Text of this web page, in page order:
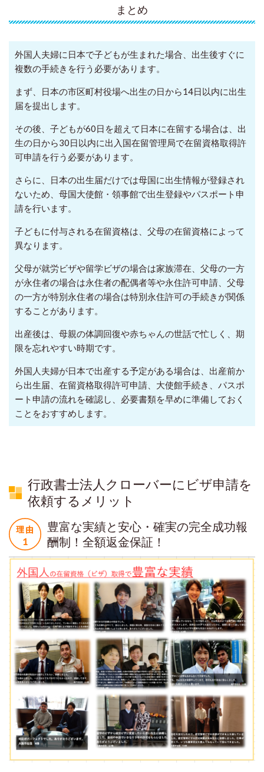
まとめ
外国人夫婦に日本で子どもが生まれた場合、出生後すぐに
複数の手続きを行う必要があります。
まず、日本の市区町村役場へ出生の日から14日以内に出生
届を提出します。
その後、子どもが60日を超えて日本に在留する場合は、出
生の日から30日以内に出入国在留管理局で在留資格取得許
可申請を行う必要があります。
さらに、日本の出生届だけでは母国に出生情報が登録され
ないため、母国大使館・領事館で出生登録やパスポート申
請を行います。
子どもに付与される在留資格は、父母の在留資格によって
異なります。
父母が就労ビザや留学ビザの場合は家族滞在、父母の一方
が永住者の場合は永住者の配偶者等や永住許可申請、父母
の一方が特別永住者の場合は特別永住許可の手続きが関係
することがあります。
出産後は、母親の体調回復や赤ちゃんの世話で忙しく、期
限を忘れやすい時期です。
外国人夫婦が日本で出産する予定がある場合は、出産前か
ら出生届、在留資格取得許可申請、大使館手続き、パスポ
ート申請の流れを確認し、必要書類を早めに準備しておく
ことをおすすめします。
行政書士法人クローバーにビザ申請を
依頼するメリット
豊富な実績と安心・確実の完全成功報
酬制！全額返金保証！